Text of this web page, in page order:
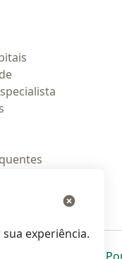
num novoabre num
experiência.